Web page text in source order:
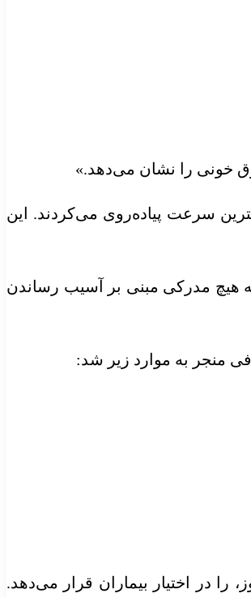
خونی را نشان می‌دهد.»
بود که هر روز با بیشترین سرعت پیاده‌روی می‌کردند. این
هیچ مدرکی مبنی بر آسیب رساندن
قابل دسترس و قابل اندازه‌گیری برای سلامت قلب، حتی کمتر از ۱۰۰۰۰ قدم در روز، را در اختیار بیماران قرار می‌دهد.